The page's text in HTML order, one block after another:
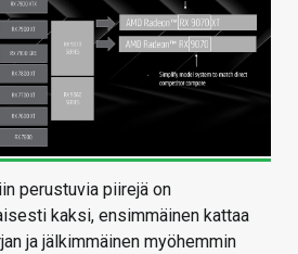
perustuvia piirejä on
kaksi, ensimmäinen kattaa
ja jälkimmäinen myöhemmin